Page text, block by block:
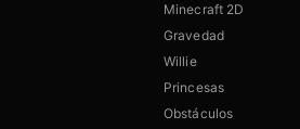
Minecraft 2D
Gravedad
Willie
Princesas
Obstáculos